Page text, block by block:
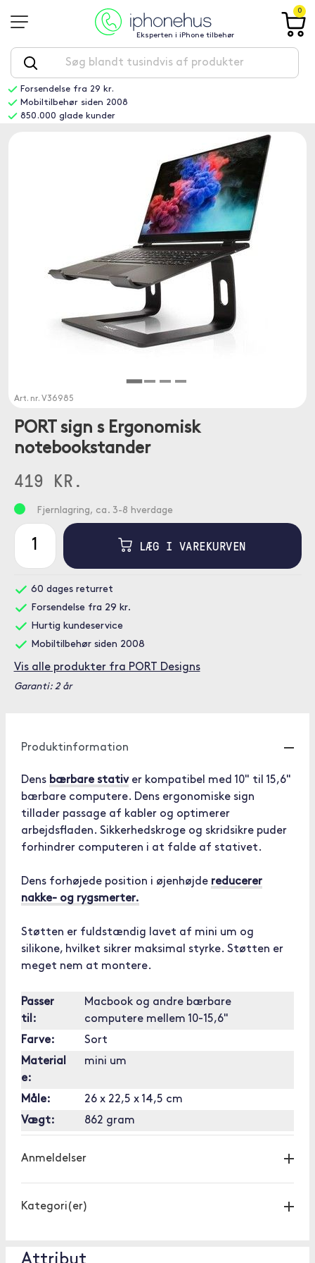
Eksperten i iPhone tilbehør
0
Forsendelse fra 29 kr.
Mobiltilbehør siden 2008
850.000 glade kunder
Art. nr. V36985
PORT sign s Ergonomisk
notebookstander
419 KR.
Fjernlagring, ca. 3-8 hverdage
LÆG I VAREKURVEN
60 dages returret
Forsendelse fra 29 kr.
Hurtig kundeservice
Mobiltilbehør siden 2008
Vis alle produkter fra PORT Designs
Garanti: 2 år
Produktinformation
Dens bærbare stativer kompatibel med 10" til 15,6"
bærbare computere. Dens ergonomiske sign
tillader passage af kabler og optimerer
arbejdsfladen. Sikkerhedskroge og skridsikre puder
forhindrer computeren i at falde af stativet.
Dens forhøjede position i øjenhøjde reducerer
nakke- og rygsmerter.
Støtten er fuldstændig lavet af mini um og
silikone, hvilket sikrer maksimal styrke. Støtten er
meget nem at montere.
Passer
til:
Macbook og andre bærbare
computere mellem 10-15,6"
Farve:
Sort
Material
e:
mini um
Måle:
26 x 22,5 x 14,5 cm
Vægt:
862 gram
Anmeldelser
Kategori(er)